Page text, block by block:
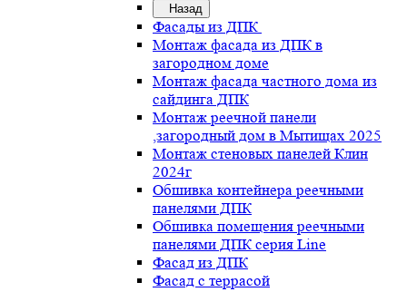
Назад
Фасады из ДПК
Монтаж фасада из ДПК в
загородном доме
Монтаж фасада частного дома из
сайдинга ДПК
Монтаж реечной панели
,загородный дом в Мытищах 2025
Монтаж стеновых панелей Клин
2024г
Обшивка контейнера реечными
панелями ДПК
Обшивка помещения реечными
панелями ДПК серия Line
Фасад из ДПК
Фасад с террасой